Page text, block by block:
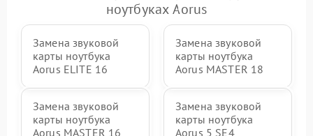
ноутбуках Aorus
Замена звуковой
карты ноутбука
Aorus ELITE 16
Замена звуковой
карты ноутбука
Aorus MASTER 18
Замена звуковой
карты ноутбука
Aorus MASTER 16
Замена звуковой
карты ноутбука
Aorus 5 SE4